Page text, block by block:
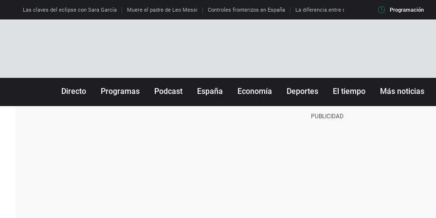
Las claves del eclipse con Sara García Muere el padre de Leo Messi Controles fronterizos en España La diferencia entre observar el eclipse al 99% y al 100%
Programación
Directo Programas Podcast España Economía Deportes El tiempo Más noticias